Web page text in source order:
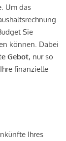
Um das
Sie
können. Dabei
Gebot, nur so
finanzielle
Ihres